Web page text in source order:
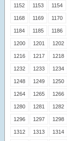
1152 1153 1154
1168 1169 1170
1184 1185 1186
1200 1201 1202
1216 1217 1218
1232 1233 1234
1248 1249 1250
1264 1265 1266
1280 1281 1282
1296 1297 1298
1312 1313 1314